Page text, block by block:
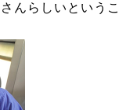
んらしいというこ